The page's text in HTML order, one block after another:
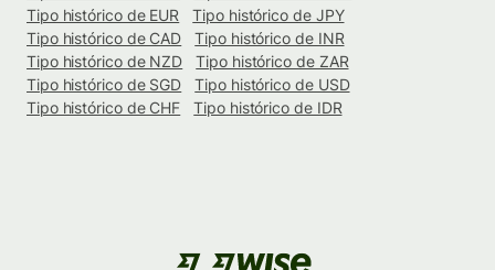
Tipo histórico de EUR
Tipo histórico de JPY
Tipo histórico de CAD
Tipo histórico de INR
Tipo histórico de NZD
Tipo histórico de ZAR
Tipo histórico de SGD
Tipo histórico de USD
Tipo histórico de CHF
Tipo histórico de IDR